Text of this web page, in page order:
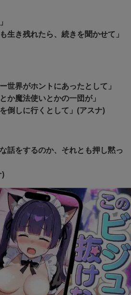
生き残れたら、続きを聞かせて」
世界がホントにあったとして」
か魔法使いとかの一団が」
倒しに行くとして」(アスナ)
話をするのか、それとも押し黙っ
)